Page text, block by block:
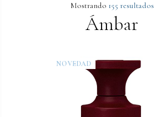
Mostrando 155 resultados
Ámbar
NOVEDAD